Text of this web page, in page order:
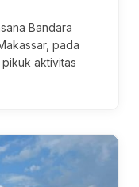
Bandara
pada
aktivitas